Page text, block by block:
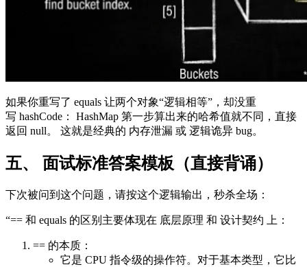
如果你重写了 equals 让两个对象“逻辑相等”，却没重
写 hashCode： HashMap 第一步算出来的哈希值就不同，直接
返回 null。 这就是经典的 内存泄漏 或 逻辑诡异 bug。
五、 面试标准答案模板（直接背诵）
下次被问到这个问题，请按这个逻辑输出，秒杀全场：
“== 和 equals 的区别主要体现在 底层原理 和 设计契约 上：
== 的本质：
它是 CPU 指令级的操作符。对于基本类型，它比